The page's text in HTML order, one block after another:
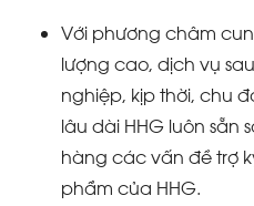
Với phương châm
lượng cao, dịch vụ
nghiệp, kịp thời, chu
lâu dài HHG luôn sẵn
hàng các vấn đề trợ
phẩm của HHG.